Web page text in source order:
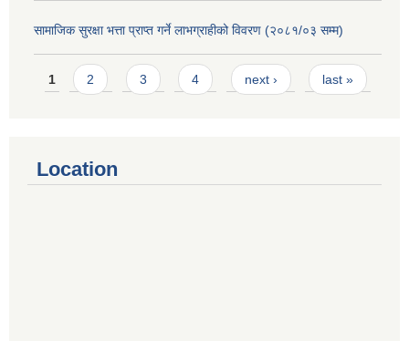
सामाजिक सुरक्षा भत्ता प्राप्त गर्ने लाभग्राहीको विवरण (२०८१/०३ सम्म)
Pages
1 2 3 4 next › last »
Location